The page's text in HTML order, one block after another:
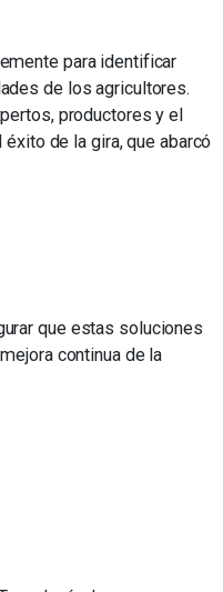
para identificar
de los agricultores.
productores y el
de la gira, que abarcó
que estas soluciones
continua de la